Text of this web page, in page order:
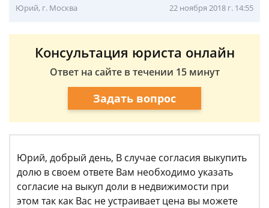
Юрий, г. Москва 22 ноября 2018 г. 14:55
Консультация юриста онлайн
Ответ на сайте в течении 15 минут
Задать вопрос
Юрий, добрый день, В случае согласия выкупить
долю в своем ответе Вам необходимо указать
согласие на выкуп доли в недвижимости при
этом так как Вас не устраивает цена вы можете